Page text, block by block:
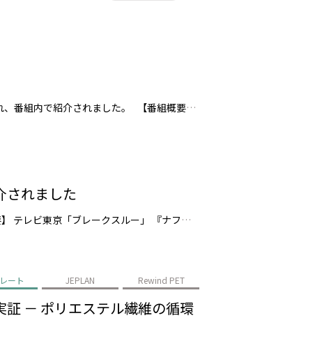
山口県が推進する「GX戦略地域」に進出を目指す企業として、JEPLANグループの取り組みが山口放送に取材され、番組内で紹介されました。 【番組概要】 番組情報：山口放送「kry news every.」（山口県ローカルニュース） 放送日時：2026年7月2日（木）18:15～ 特集テーマ：【GX戦略地域】…
されました
テレビ東京「ブレークスルー」で、当社独自PETケミカルリサイクル技術について紹介されました。 【番組概要】 テレビ東京「ブレークスルー」 『ナフサ不足に挑むリサイクル技術 プラごみを何度でもリサイクル』 https://www.tv-tokyo.co.jp/broad_tvtokyo/program/de…
ート JEPLAN Rewind PET
－ ポリエステル繊維の循環